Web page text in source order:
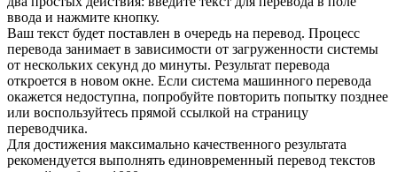
ввода и нажмите кнопку.
Ваш текст будет поставлен в очередь на перевод. Процесс
перевода занимает в зависимости от загруженности системы
от нескольких секунд до минуты. Результат перевода
откроется в новом окне. Если система машинного перевода
окажется недоступна, попробуйте повторить попытку позднее
или воспользуйтесь прямой ссылкой на страницу
переводчика.
Для достижения максимально качественного результата
рекомендуется выполнять единовременный перевод текстов